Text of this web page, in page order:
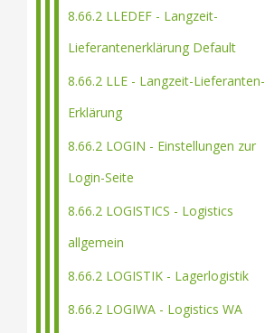
8.66.2 LLEDEF - Langzeit-
Lieferantenerklärung Default
8.66.2 LLE - Langzeit-Lieferanten-
Erklärung
8.66.2 LOGIN - Einstellungen zur
Login-Seite
8.66.2 LOGISTICS - Logistics
allgemein
8.66.2 LOGISTIK - Lagerlogistik
8.66.2 LOGIWA - Logistics WA